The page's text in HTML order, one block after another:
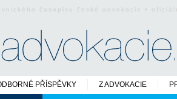
časopisu české advokacie •
PŘÍSPĚVKY Z ADVOKACIE